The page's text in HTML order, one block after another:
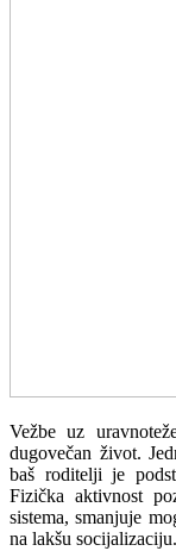
Vežbe uz
dugovečan život.
baš roditelji je
Fizička aktivnost
sistema, smanjuje
na lakšu socijalizaciju.